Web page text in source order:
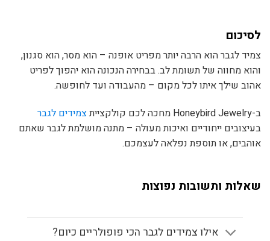
לסיכום
צמיד לגבר הוא הרבה יותר מפריט אופנה – הוא מסר, הוא סגנון,
והוא מחווה של תשומת לב. בבחירה הנכונה הוא יהפוך לפריט
אהוב שילך איתו לכל מקום – מהעבודה ועד לחופשה.
ב-Honeybird Jewelry מחכה לכם קולקציית
צמידים לגבר
בעיצובים ייחודיים ואיכות מעולה – מתנה מושלמת לגבר שאתם
אוהבים, או תוספת נפלאה לעצמכם.
שאלות ותשובות נפוצות
אילו צמידים לגבר הכי פופולריים כיום?